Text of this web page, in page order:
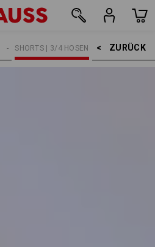
ZURÜCK    >
SHORTS | 3/4 HOSEN